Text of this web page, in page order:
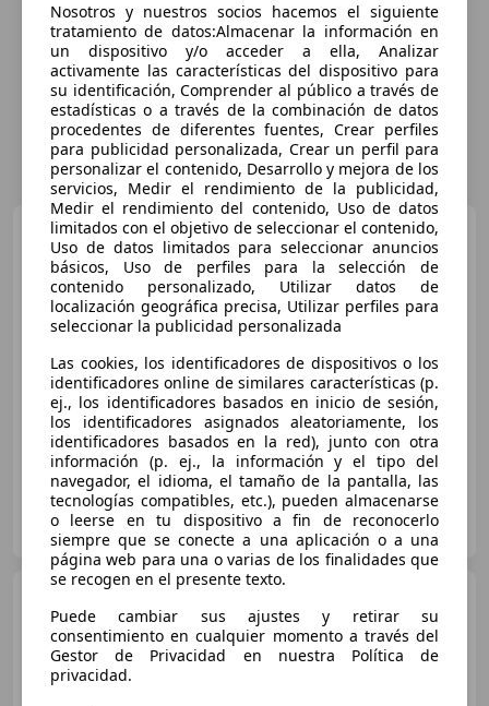
MINI Cooper
€ 12.750
Sin comparación
10/2024 66.750 km Gasolina 90 kW (122 CV)
Clidrive Group
ES-28006 MADRID
Nosotros y nuestros socios hacemos el siguiente
tratamiento de datos:Almacenar la información en
un dispositivo y/o acceder a ella, Analizar
activamente las características del dispositivo para
su identificación, Comprender al público a través de
estadísticas o a través de la combinación de datos
procedentes de diferentes fuentes, Crear perfiles
para publicidad personalizada, Crear un perfil para
personalizar el contenido, Desarrollo y mejora de los
servicios, Medir el rendimiento de la publicidad,
Medir el rendimiento del contenido, Uso de datos
limitados con el objetivo de seleccionar el contenido,
Uso de datos limitados para seleccionar anuncios
básicos, Uso de perfiles para la selección de
contenido personalizado, Utilizar datos de
localización geográfica precisa, Utilizar perfiles para
seleccionar la publicidad personalizada
Las cookies, los identificadores de dispositivos o los
identificadores online de similares características (p.
ej., los identificadores basados en inicio de sesión,
los identificadores asignados aleatoriamente, los
identificadores basados en la red), junto con otra
información (p. ej., la información y el tipo del
navegador, el idioma, el tamaño de la pantalla, las
tecnologías compatibles, etc.), pueden almacenarse
o leerse en tu dispositivo a fin de reconocerlo
siempre que se conecte a una aplicación o a una
página web para una o varias de los finalidades que
se recogen en el presente texto.
Puede cambiar sus ajustes y retirar su
consentimiento en cualquier momento a través del
Gestor de Privacidad en nuestra Política de
privacidad.